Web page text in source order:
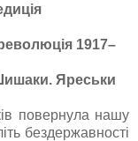
1917–
Яреськи
повернула нашу
бездержавності